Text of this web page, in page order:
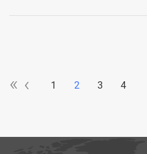
Нумерация
« «‹ 1 2 3 4